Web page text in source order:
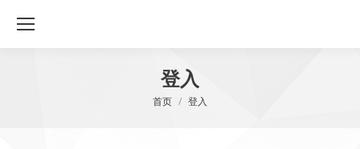
登入
您在这里：
首页 登入